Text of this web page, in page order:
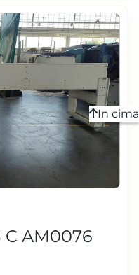
C AM0076
In cima